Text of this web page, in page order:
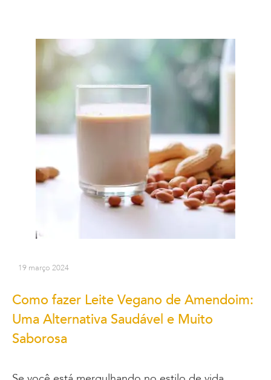
19 março 2024
Como fazer Leite Vegano de Amendoim:
Uma Alternativa Saudável e Muito
Saborosa